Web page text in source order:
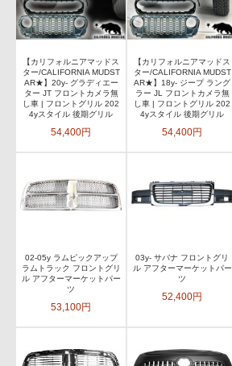
【カリフォルニアマッドス
ター/CALIFORNIA MUDST
AR★】20y- グラディエー
ター JT フロントカメラ無
し車 | フロントグリル 202
4yスタイル 後期グリル
54,400円
【カリフォルニアマッドス
ター/CALIFORNIA MUDST
AR★】18y- ジープ ラング
ラー JL フロントカメラ無
し車 | フロントグリル 202
4yスタイル 後期グリル
54,400円
02-05y ラムピックアップ
ラムトラック フロントグリ
ル アフターマーケットパー
ツ
53,100円
03y- サバナ フロントグリ
ル アフターマーケットパー
ツ
52,400円